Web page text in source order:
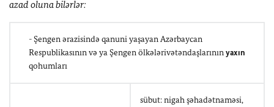
azad oluna bilərlər:
- Şengen ərazisində qanuni yaşayan Azərbaycan
Respublikasının və ya Şengen ölkələrivətəndaşlarınınyaxın
qohumları
sübut: nigah şəhadətnaməsi,